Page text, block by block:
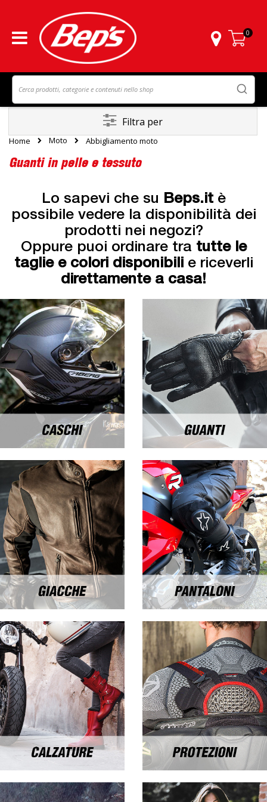
Carrello
0
Home Moto Abbigliamento moto
Guanti in pelle e tessuto
Lo sapevi che su Beps.itè
possibile vedere la disponibilità dei
prodotti nei negozi?
Oppure puoi ordinare tra tutte le
taglie e colori disponibilie riceverli
direttamente a casa!
Filtra per